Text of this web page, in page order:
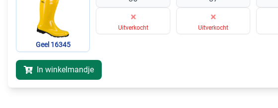
Geel 16345
×
Uitverkocht
×
Uitverkocht
In winkelmandje